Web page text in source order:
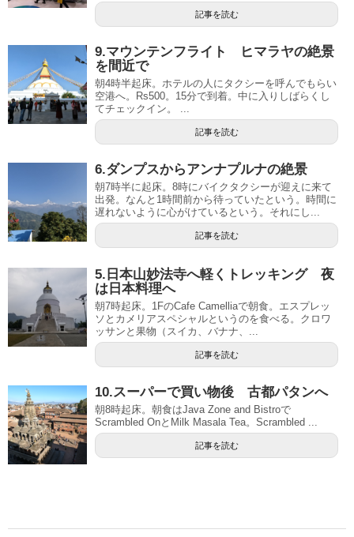
記事を読む
9.マウンテンフライト ヒマラヤの絶景
を間近で
朝4時半起床。ホテルの人にタクシーを呼んでもらい
空港へ。Rs500。15分で到着。中に入りしばらくし
てチェックイン。 ...
記事を読む
6.ダンプスからアンナプルナの絶景
朝7時半に起床。8時にバイクタクシーが迎えに来て
出発。なんと1時間前から待っていたという。時間に
遅れないように心がけているという。それにし...
記事を読む
5.日本山妙法寺へ軽くトレッキング 夜
は日本料理へ
朝7時起床。1FのCafe Camelliaで朝食。エスプレッ
ソとカメリアスペシャルというのを食べる。クロワ
ッサンと果物（スイカ、バナナ、...
記事を読む
10.スーパーで買い物後 古都パタンへ
朝8時起床。朝食はJava Zone and Bistroで
Scrambled OnとMilk Masala Tea。Scrambled ...
記事を読む